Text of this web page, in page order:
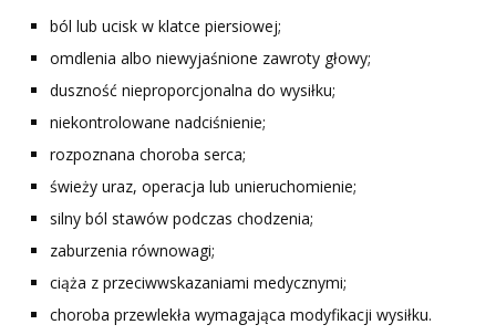
ból lub ucisk w klatce piersiowej;
omdlenia albo niewyjaśnione zawroty głowy;
duszność nieproporcjonalna do wysiłku;
niekontrolowane nadciśnienie;
rozpoznana choroba serca;
świeży uraz, operacja lub unieruchomienie;
silny ból stawów podczas chodzenia;
zaburzenia równowagi;
ciąża z przeciwwskazaniami medycznymi;
choroba przewlekła wymagająca modyfikacji wysiłku.